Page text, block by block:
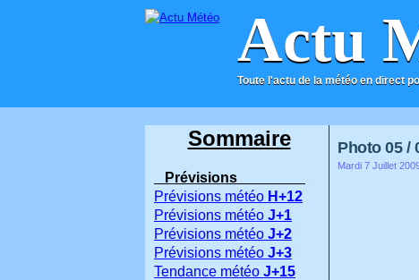
Actu
Toute l'actu de la météo en direct
ACCUEIL CONTACT
Photo 05 /
Mardi 7 Juillet
Sommaire
Prévisions
Prévisions météo H+12
Prévisions météo J+1
Prévisions météo J+2
Prévisions météo J+3
Tendance météo J+15